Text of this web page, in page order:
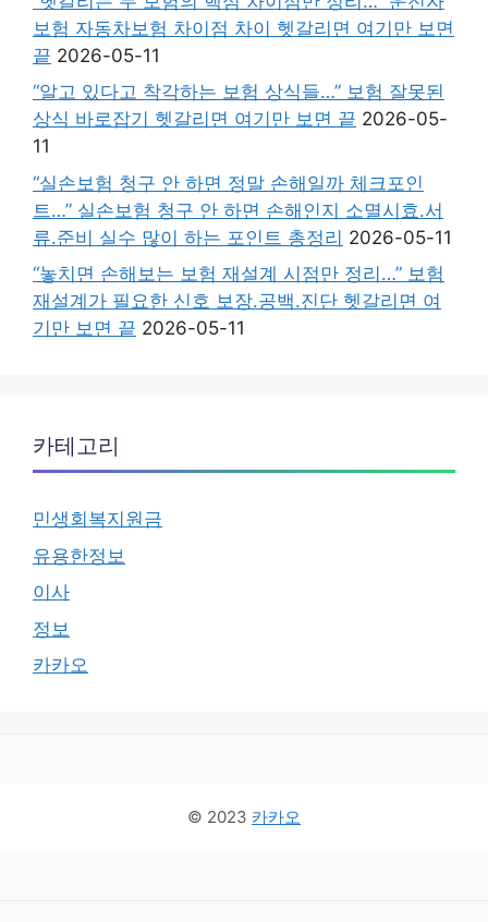
보험 자동차보험 차이점 차이 헷갈리면 여기만 보면
끝 2026-05-11
“알고 있다고 착각하는 보험 상식들…” 보험 잘못된
상식 바로잡기 헷갈리면 여기만 보면 끝 2026-05-
11
“실손보험 청구 안 하면 정말 손해일까 체크포인
트…” 실손보험 청구 안 하면 손해인지 소멸시효.서
류.준비 실수 많이 하는 포인트 총정리 2026-05-11
“놓치면 손해보는 보험 재설계 시점만 정리…” 보험
재설계가 필요한 신호 보장.공백.진단 헷갈리면 여
기만 보면 끝 2026-05-11
카테고리
민생회복지원금
유용한정보
이사
정보
카카오
© 2023 카카오